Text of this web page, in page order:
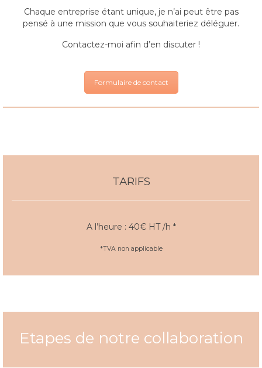
Chaque entreprise étant unique, je n’ai peut être pas
pensé à une mission que vous souhaiteriez déléguer.
Contactez-moi afin d’en discuter !
Formulaire de contact
TARIFS
A l’heure : 40€ HT /h *
*TVA non applicable
Etapes de notre collaboration